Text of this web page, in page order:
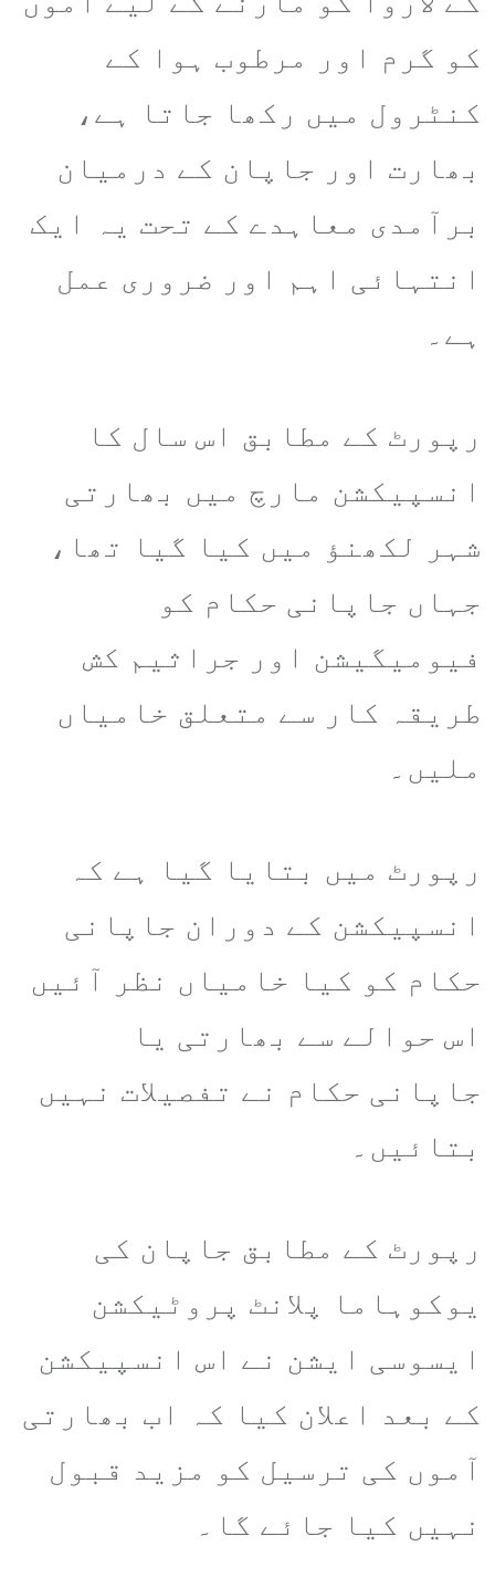
کو گرم اور مرطوب ہوا کے
کنٹرول میں رکھا جاتا ہے،
بھارت اور جاپان کے درمیان
برآمدی معاہدے کے تحت یہ ایک
انتہائی اہم اور ضروری عمل
ہے۔
رپورٹ کے مطابق اس سال کا
انسپیکشن مارچ میں بھارتی
شہر لکھنؤ میں کیا گیا تھا،
جہاں جاپانی حکام کو
فیومیگیشن اور جراثیم کش
طریقہ کار سے متعلق خامیاں
ملیں۔
رپورٹ میں بتایا گیا ہے کہ
انسپیکشن کے دوران جاپانی
حکام کو کیا خامیاں نظر آئیں
اس حوالے سے بھارتی یا
جاپانی حکام نے تفصیلات نہیں
بتائیں۔
رپورٹ کے مطابق جاپان کی
یوکوہاما پلانٹ پروٹیکشن
ایسوسی ایشن نے اس انسپیکشن
کے بعد اعلان کیا کہ اب بھارتی
آموں کی ترسیل کو مزید قبول
نہیں کیا جائے گا۔